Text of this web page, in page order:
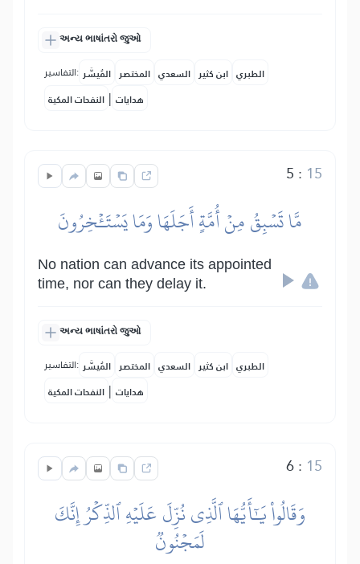
અન્ય ભાષાંતરો જુઓ
التفاسير: المُيسَّر المختصر السعدي ابن كثير الطبري
النفحات المكية | هدايات
5 : 15
مَّا تَسۡبِقُ مِنۡ أُمَّةٍ أَجَلَهَا وَمَا يَسۡتَـٔۡخِرُونَ
No nation can advance its appointed
time, nor can they delay it.
અન્ય ભાષાંતરો જુઓ
التفاسير: المُيسَّر المختصر السعدي ابن كثير الطبري
النفحات المكية | هدايات
6: 15
وَقَالُواْ يَٰٓأَيُّهَا ٱلَّذِي نُزِّلَ عَلَيۡهِ ٱلذِّكۡرُ إِنَّكَ
لَمَجۡنُونٞ